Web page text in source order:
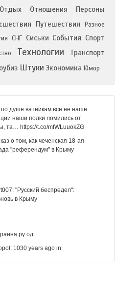
Отдых Отношения Персоны
Путешествия
Разное
СНГ Сиськи События Спорт
Технологии Транспорт
Штуки Экономика Юмор
душе ватникам все не наше.
наши полки ломились от
та… https://t.co/mfWLuuokZG
о том, как чеченская 18-ая
"референдум" в Крыму
"Русский беспредел":
в Крыму
од…
1030 years ago in